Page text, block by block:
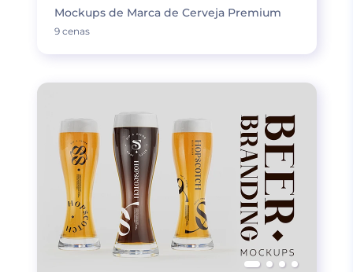
Mockups de Marca de Cerveja Premium
9 cenas